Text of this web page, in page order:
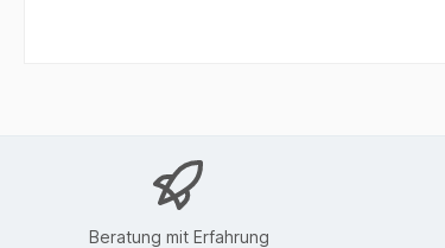
Beratung mit Erfahrung